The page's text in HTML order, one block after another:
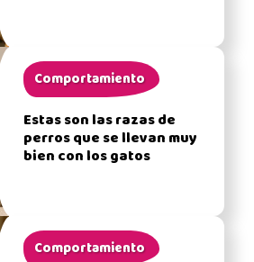
Comportamiento
Estas son las razas de
perros que se llevan muy
bien con los gatos
Comportamiento